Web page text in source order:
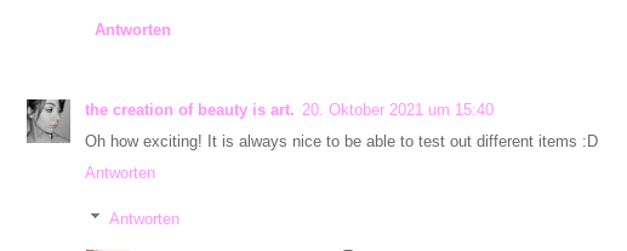
Antworten
the creation of beauty is art. 20. Oktober 2021 um 15:40
Oh how exciting! It is always nice to be able to test out different items :D
Antworten
Antworten